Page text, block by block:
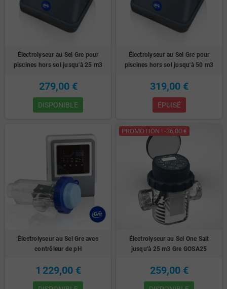
Électrolyseur au Sel Gre pour
piscines hors sol jusqu'à 25 m3
279,00 €
DISPONIBLE
Électrolyseur au Sel Gre pour
piscines hors sol jusqu'à 50 m3
319,00 €
ÉPUISÉ
Électrolyseur au Sel Gre avec
contrôleur de pH
1 229,00 €
PROMOTION ! -36,00 €
Électrolyseur au Sel One Salt
jusqu'à 25 m3 Gre GOSA25
259,00 €